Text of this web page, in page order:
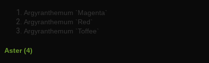
Argyranthemum `Magenta`
Argyranthemum `Red`
Argyranthemum `Toffee`
Aster (4)